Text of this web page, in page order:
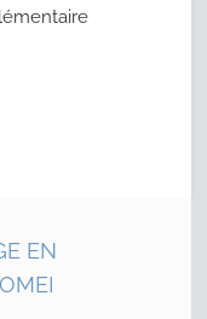
EN